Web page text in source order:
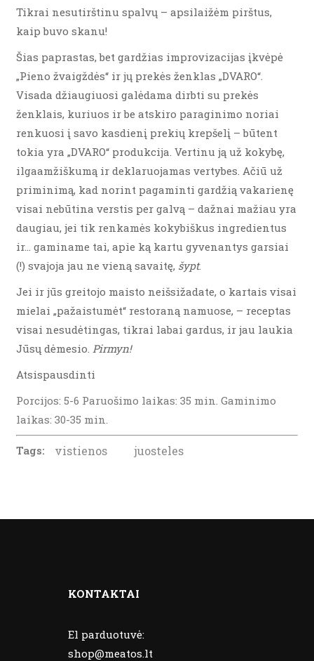
Tikrai nesutirštinu spalvų – apsilaižėm pirštus,
kaip buvo skanu!
Šias paprastas, bet gardžias improvizacijas įkvėpė
„Pieno žvaigždės“ ir jų prekės ženklas „DVARO“.
Visada džiaugiuosi galėdama dirbti su prekės
ženklais, kuriuos ir be atskiro paraginimo noriai
renkuosi į savo kasdienį prekių krepšelį – būtent
tokia yra „DVARO“ produkcija. Vertinu ją už kokybę,
ilgaamžiškumą ir deklaruojamas vertybes. Ačiū už
priminimą, kad norint pagaminti gardžią vakarienę
visai nebūtina verstis per galvą – dažnai mažiau yra
daugiau, jei tik renkamės kokybiškus ingredientus
ir… gaminame tai, apie ką kartu gyvenantys garsiai
(!) svajoja jau ne vieną savaitę, šypt.
Jei ir jūs greitojo maisto neišsižadate, o kartais visai
mielai „pažaistumėt“ restoraną namuose, – receptas
visai nesudėtingas, tikrai labai gardus, ir jau laukia
Jūsų dėmesio. Pirmyn!
Atsispausdinti
Porcijos: 5-6 Paruošimo laikas: 35 min. Gaminimo
laikas: 30-35 min.
Tags: vistienos juosteles
KONTAKTAI
El parduotuvė:
shop@meatos.lt